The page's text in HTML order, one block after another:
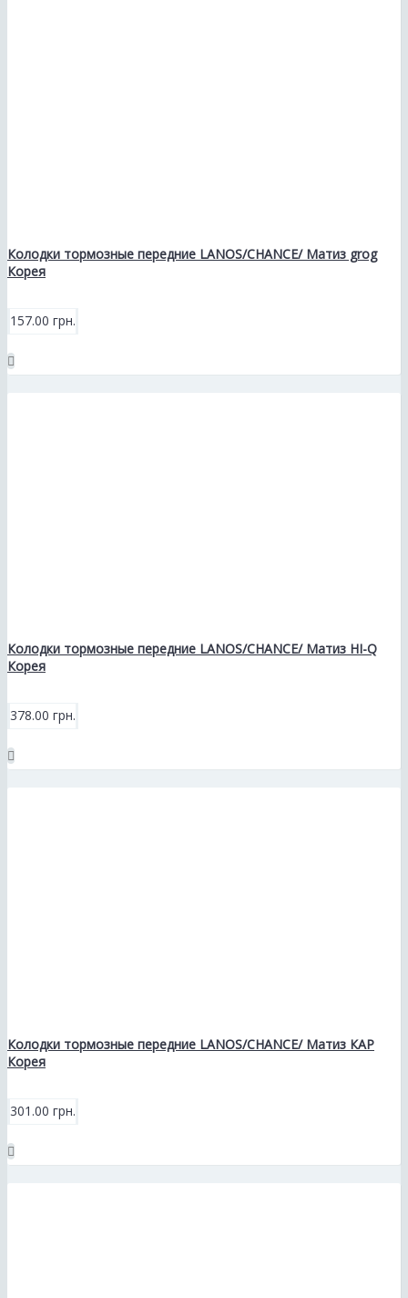
Колодки тормозные передние LANOS/CHANCE/ Матиз grog
Корея
157.00 грн.
Колодки тормозные передние LANOS/CHANCE/ Матиз HI-Q
Корея
378.00 грн.
Колодки тормозные передние LANOS/CHANCE/ Матиз КАР
Корея
301.00 грн.